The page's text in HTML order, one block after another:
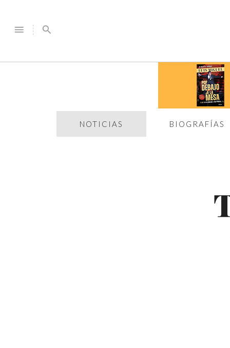
menu search
NOTICIAS BIOGRAFÍAS